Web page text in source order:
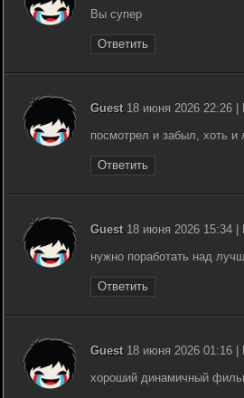
Вы супер
Ответить
Guest18 июня 2026 22:26 |
посмотрел и забыл, хоть
Ответить
Guest18 июня 2026 15:34 |
нужно поработать над
Ответить
Guest18 июня 2026 01:16 |
хороший динамичный